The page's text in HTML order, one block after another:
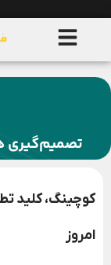
تصمیم‌گیری
کوچینگ، کلید
امروز